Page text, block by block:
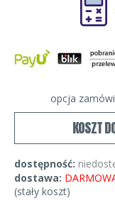
opcja
KOSZT
dostępność:
dostawa:
(stały koszt)